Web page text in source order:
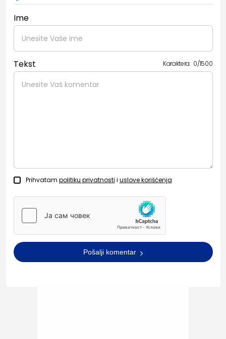
Ime
Tekst Karaktera: 0/1500
Prihvatam politiku privatnosti i uslove korišćenja
Pošalji komentar